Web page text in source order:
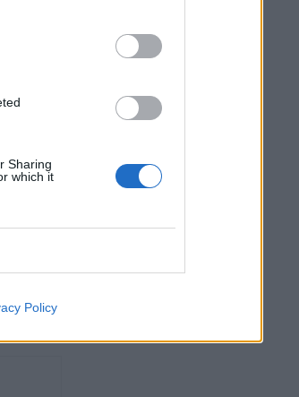
Sharing
which it
Policy